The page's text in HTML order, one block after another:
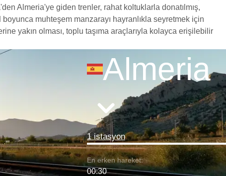
Almeria'ye giden trenler, rahat koltuklarla donatılmış,
muhteşem manzarayı hayranlıkla seyretmek için
yakın olması, toplu taşıma araçlarıyla kolayca erişilebilir
Almeria
1 istasyon
En erken hareket:
00:30